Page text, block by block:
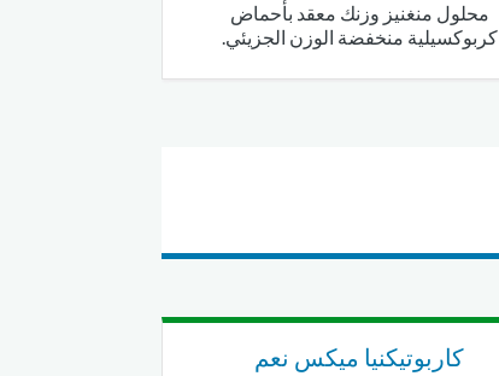
محلول منغنيز وزنك معقد بأحماض
كربوكسيلية منخفضة الوزن الجزيئي.
كاربوتيكنيا ميكس نعم